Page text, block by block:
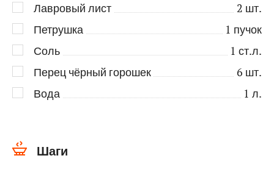
Лавровый лист
2 шт.
Петрушка
1 пучок
Соль
1 ст.л.
Перец чёрный горошек
6 шт.
Вода
1 л.
Шаги